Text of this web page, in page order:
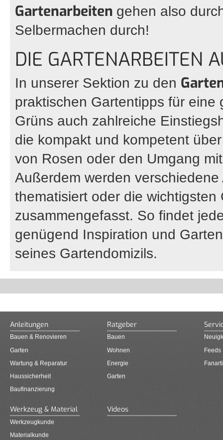
Gartenarbeiten gehen also
Selbermachen durch!
DIE GARTENARBEITEN
In unserer Sektion zu den
praktischen Gartentipps für
Grüns auch zahlreiche
die kompakt und kompetent
von Rosen oder den Umgang
Außerdem werden
thematisiert oder die
zusammengefasst. So findet
genügend Inspiration und
seines Gartendomizils.
Anleitungen
Bauen & Renovieren
Garten
Wartung & Reparatur
Haussicherheit
Baufinanzierung
Ratgeber
Bauen
Wohnen
Energie
Garten
Feeds
Werkzeug & Material
Werkzeugkunde
Materialkunde
Videos